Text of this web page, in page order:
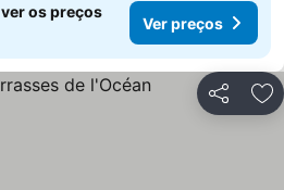
os preços
Ver preços
Partilhar